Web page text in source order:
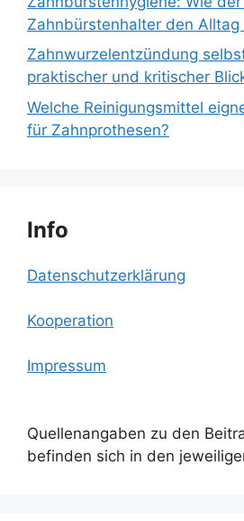
Zahnbürstenhalter den
Zahnwurzelentzündung
praktischer und kritischer
Welche Reinigungsmittel
für Zahnprothesen?
Info
Datenschutzerklärung
Kooperation
Impressum
Quellenangaben zu den
befinden sich in den